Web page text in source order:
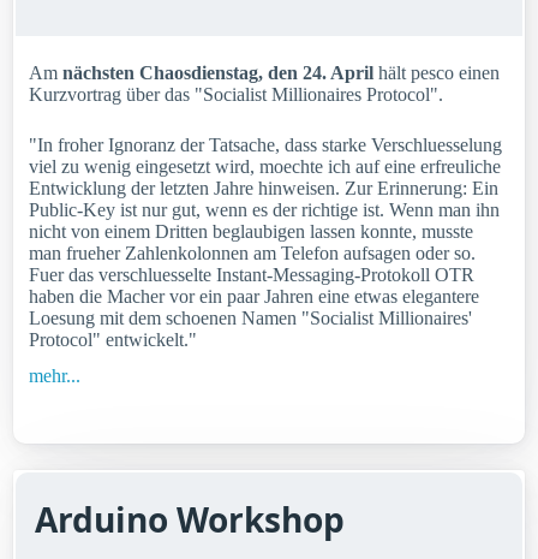
Amnächsten Chaosdienstag, den 24. April hält pesco einen
Kurzvortrag über das "Socialist Millionaires Protocol".
"In froher Ignoranz der Tatsache, dass starke Verschluesselung
viel zu wenig eingesetzt wird, moechte ich auf eine erfreuliche
Entwicklung der letzten Jahre hinweisen. Zur Erinnerung: Ein
Public-Key ist nur gut, wenn es der richtige ist. Wenn man ihn
nicht von einem Dritten beglaubigen lassen konnte, musste
man frueher Zahlenkolonnen am Telefon aufsagen oder so.
Fuer das verschluesselte Instant-Messaging-Protokoll OTR
haben die Macher vor ein paar Jahren eine etwas elegantere
Loesung mit dem schoenen Namen "Socialist Millionaires'
Protocol" entwickelt."
mehr...
Arduino Workshop